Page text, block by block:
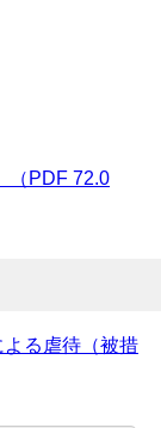
（PDF 72.0
る虐待（被措